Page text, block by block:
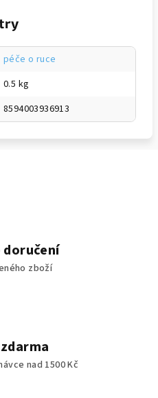
péče o ruce
0.5 kg
8594003936913
doručení
zboží
nad 1500 Kč